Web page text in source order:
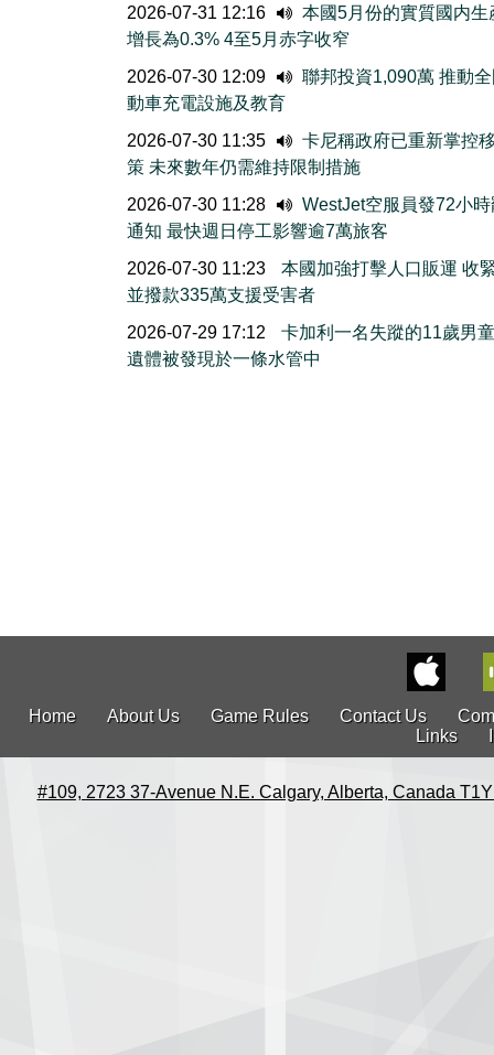
2026-07-31 12:16
本國5月份的實質國内生
增長為0.3% 4至5月赤字收窄
2026-07-30 12:09
聯邦投資1,090萬 推動
動車充電設施及教育
2026-07-30 11:35
卡尼稱政府已重新掌控
策 未來數年仍需維持限制措施
2026-07-30 11:28
WestJet空服員發72小
通知 最快週日停工影響逾7萬旅客
2026-07-30 11:23
本國加強打擊人口販運 收
並撥款335萬支援受害者
2026-07-29 17:12
卡加利一名失蹤的11歲男
遺體被發現於一條水管中
Home About Us Game Rules Contact Us
Links
#109, 2723 37-Avenue N.E. Calgary, Alberta, Canada